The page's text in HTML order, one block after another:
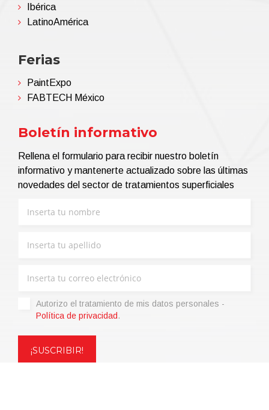
Ibérica
LatinoAmérica
Ferias
PaintExpo
FABTECH México
Boletín informativo
Rellena el formulario para recibir nuestro boletín
informativo y mantenerte actualizado sobre las últimas
novedades del sector de tratamientos superficiales
Autorizo ​​el tratamiento de mis datos personales -
Política de privacidad .